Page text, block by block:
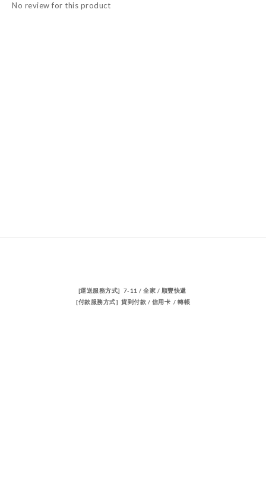
No review for this product
[運送服務方式] 7-11 / 全家 / 順豐快遞
[付款服務方式] 貨到付款 / 信用卡 / 轉帳